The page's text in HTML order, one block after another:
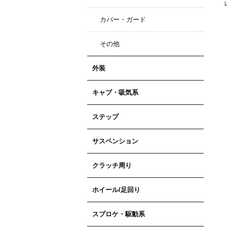
カバー・ガード
その他
外装
キャブ・吸気系
ステップ
サスペンション
クラッチ周り
ホイール/足回り
スプロケ・駆動系